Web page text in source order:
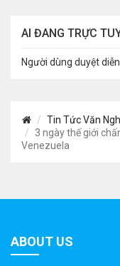
AI ĐANG TRỰC
Người dùng duyệt
Tin Tức Văn
3 ngày thế giới
Venezuela
ABOUT US